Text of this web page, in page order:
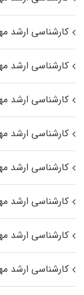
کارشناسی ارشد
کارشناسی ارشد
کارشناسی ارشد
کارشناسی ارشد
کارشناسی ارشد
کارشناسی ارشد
کارشناسی ارشد
کارشناسی ارشد